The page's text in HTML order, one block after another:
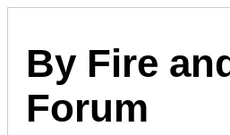
By Fire
Forum